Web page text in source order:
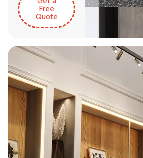
Free
Quote